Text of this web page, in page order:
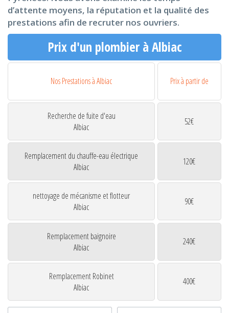
d’attente moyens, la réputation et la qualité des
prestations afin de recruter nos ouvriers.
Prix d'un plombier à Albiac
Nos Prestations à Albiac Prix à partir de
Recherche de fuite d'eau
Albiac
52€
Remplacement du chauffe-eau électrique
Albiac
120€
nettoyage de mécanisme et flotteur
Albiac
90€
Remplacement baignoire
Albiac
240€
Remplacement Robinet
Albiac
400€